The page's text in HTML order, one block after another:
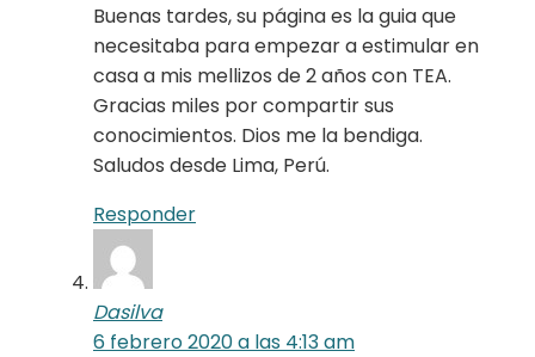
Buenas tardes, su página es la guia que
necesitaba para empezar a estimular en
casa a mis mellizos de 2 años con TEA.
Gracias miles por compartir sus
conocimientos. Dios me la bendiga.
Saludos desde Lima, Perú.
Responder
Dasilva
6 febrero 2020 a las 4:13 am